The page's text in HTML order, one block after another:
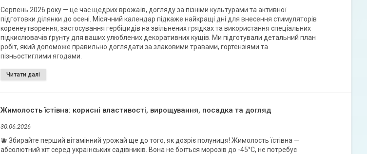
Серпень 2026 року — це час щедрих врожаїв, догляду за пізніми культурами та активної
підготовки ділянки до осені. Місячний календар підкаже найкращі дні для внесення стимуляторів
коренеутворення, застосування гербіцидів на звільнених грядках та використання спеціальних
підкислювачів ґрунту для ваших улюблених декоративних кущів. Ми підготували детальний план
робіт, який допоможе правильно доглядати за злаковими травами, гортензіями та
пізньостиглими ягодами.
Жимолость їстівна: корисні властивості, вирощування, посадка та догляд
30.06.2026
🫐 Збирайте перший вітамінний урожай ще до того, як дозріє полуниця! Жимолость їстівна —
абсолютний хіт серед українських садівників. Вона не боїться морозів до -45°C, не потребує